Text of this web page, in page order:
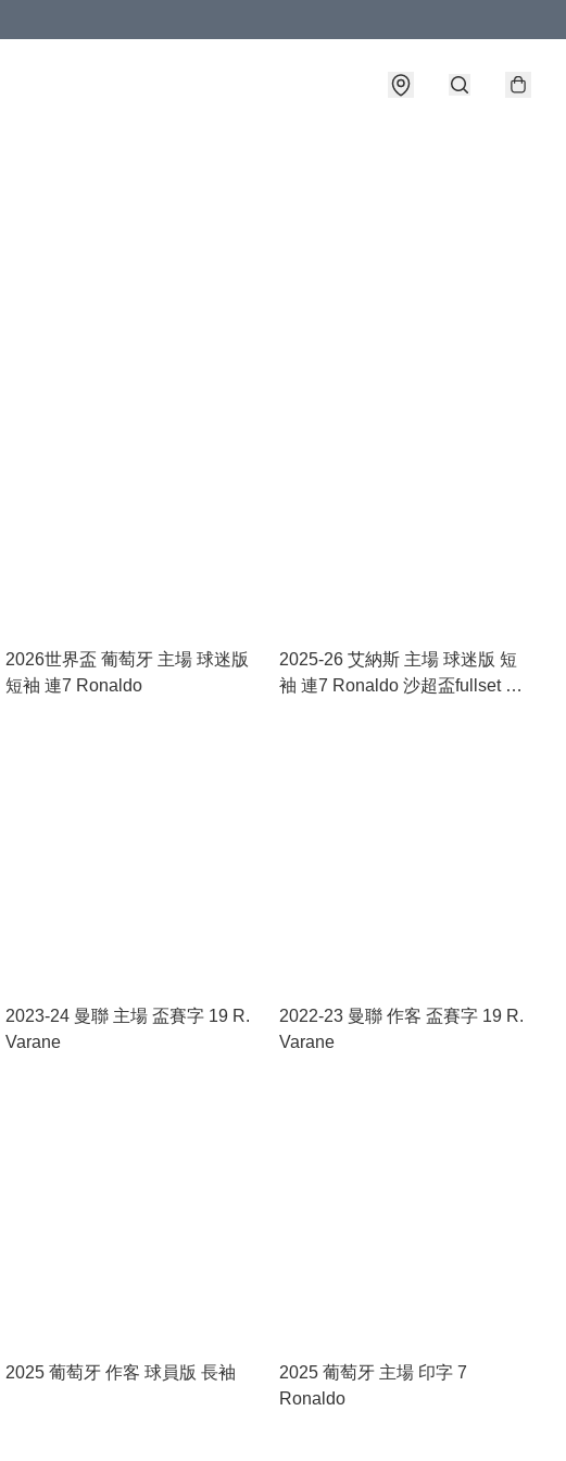
2026世界盃 葡萄牙 主場 球迷版
短袖 連7 Ronaldo
2025-26 艾納斯 主場 球迷版 短
袖 連7 Ronaldo 沙超盃fullset 國
2023-24 曼聯 主場 盃賽字 19 R.
Varane
2022-23 曼聯 作客 盃賽字 19 R.
Varane
2025 葡萄牙 作客 球員版 長袖
2025 葡萄牙 主場 印字 7
Ronaldo